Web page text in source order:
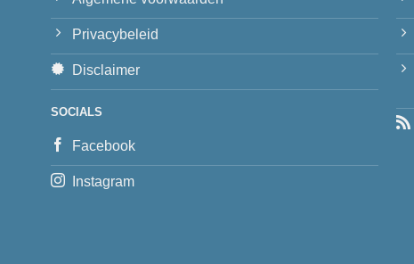
Privacybeleid
Disclaimer
SOCIALS
Facebook
Instagram